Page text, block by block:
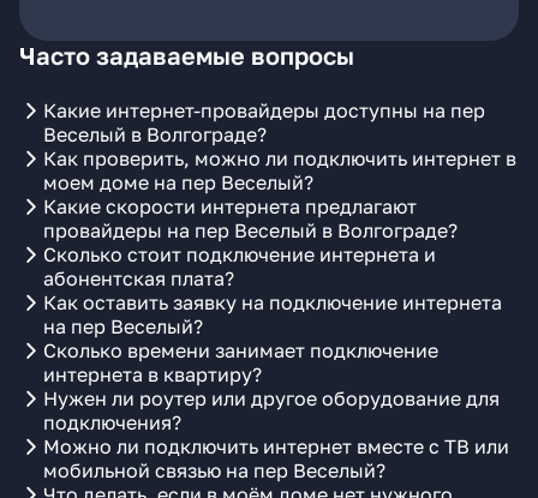
Часто задаваемые вопросы
Какие интернет-провайдеры доступны на пер
Веселый в Волгограде?
Как проверить, можно ли подключить интернет в
моем доме на пер Веселый?
Какие скорости интернета предлагают
провайдеры на пер Веселый в Волгограде?
Сколько стоит подключение интернета и
абонентская плата?
Как оставить заявку на подключение интернета
на пер Веселый?
Сколько времени занимает подключение
интернета в квартиру?
Нужен ли роутер или другое оборудование для
подключения?
Можно ли подключить интернет вместе с ТВ или
мобильной связью на пер Веселый?